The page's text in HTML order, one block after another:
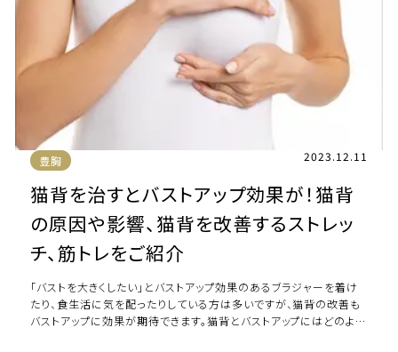
豊胸 2023.12.11
猫背を治すとバストアップ効果が！猫背
の原因や影響、猫背を改善するストレッ
チ、筋トレをご紹介
「バストを大きくしたい」とバストアップ効果のあるブラジャーを着け
たり、食生活に気を配ったりしている方は多いですが、猫背の改善も
バストアップに効果が期待できます。猫背とバストアップにはどのよう